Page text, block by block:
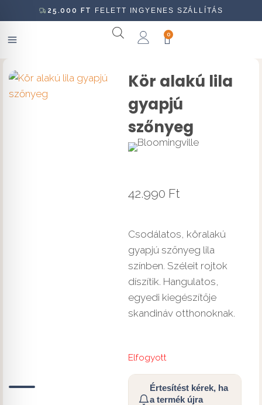
25.000 FT FELETT INGYENES SZÁLLÍTÁS
0
Kör alakú lila
gyapjú
szőnyeg
42.990 Ft
Csodálatos, köralakú
gyapjú szőnyeg lila
színben. Széleit rojtok
díszítik. Hangulatos,
egyedi kiegészítője
skandináv otthonoknak.
Elfogyott
Értesítést kérek, ha
a termék újra